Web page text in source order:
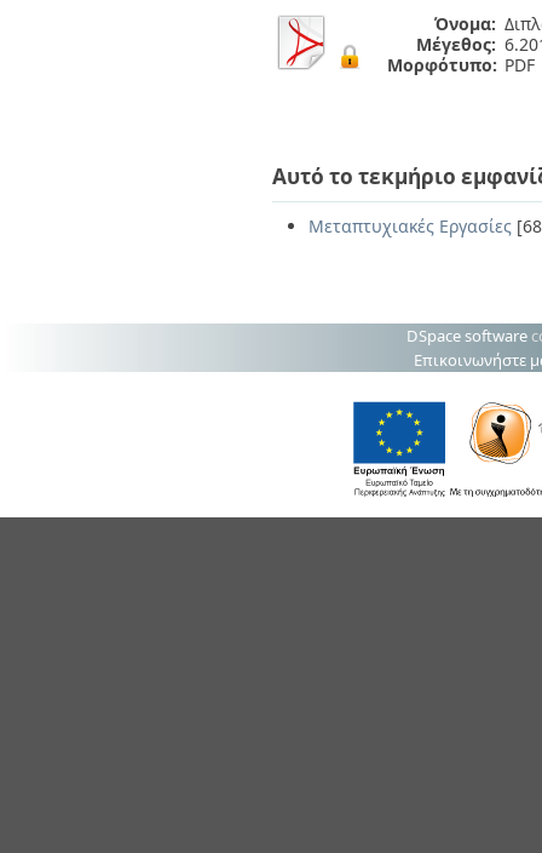
Όνομα:
Μέγεθος:
Μορφότυπο: PDF
Αυτό το τεκμήριο
Μεταπτυχιακές Εργασίες
DSpace software
Επικοινωνήστε